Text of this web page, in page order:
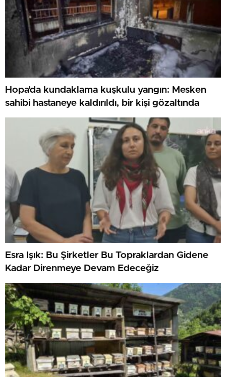
Hopa’da kundaklama kuşkulu yangın: Mesken
sahibi hastaneye kaldırıldı, bir kişi gözaltında
Esra Işık: Bu Şirketler Bu Topraklardan Gidene
Kadar Direnmeye Devam Edeceğiz